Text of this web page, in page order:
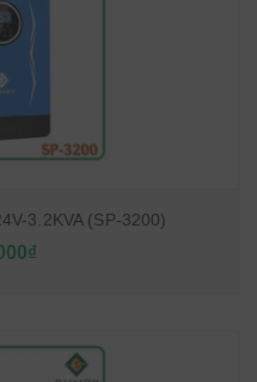
3.2KVA (SP-3200)